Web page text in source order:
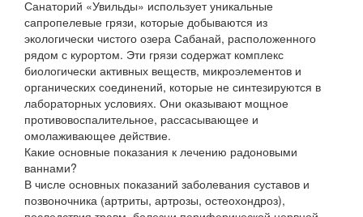
Санаторий «Увильды» использует уникальные
сапропелевые грязи, которые добываются из
экологически чистого озера Сабанай, расположенного
рядом с курортом. Эти грязи содержат комплекс
биологически активных веществ, микроэлементов и
органических соединений, которые не синтезируются в
лабораторных условиях. Они оказывают мощное
противовоспалительное, рассасывающее и
омолаживающее действие.
Какие основные показания к лечению радоновыми
ваннами?
В числе основных показаний заболевания суставов и
позвоночника (артриты, артрозы, остеохондроз),